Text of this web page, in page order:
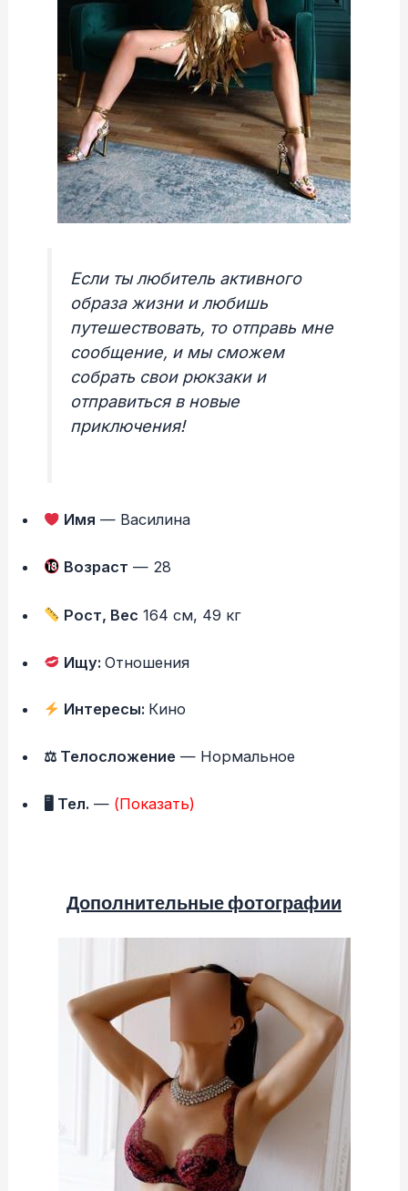
Если ты любитель активного
образа жизни и любишь
путешествовать, то отправь мне
сообщение, и мы сможем
собрать свои рюкзаки и
отправиться в новые
приключения!
Имя — Василина
Возраст — 28
Рост, Вес 164 см, 49 кг
Ищу:Отношения
Интересы: Кино
⚖ Телосложение — Нормальное
🖥 Тел. — (Показать)
Дополнительные фотографии